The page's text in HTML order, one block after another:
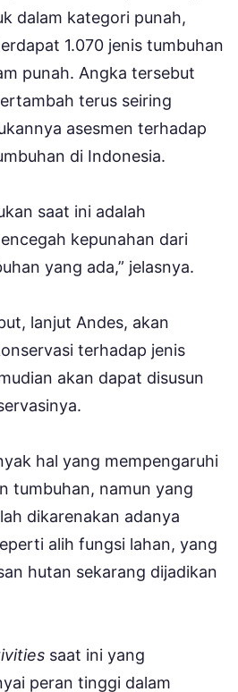
dalam kategori punah,
1.070 jenis tumbuhan
punah. Angka tersebut
terus seiring
asesmen terhadap
di Indonesia.
saat ini adalah
kepunahan dari
yang ada,” jelasnya.
lanjut Andes, akan
terhadap jenis
akan dapat disusun
hal yang mempengaruhi
tumbuhan, namun yang
dikarenakan adanya
alih fungsi lahan, yang
hutan sekarang dijadikan
saat ini yang
peran tinggi dalam